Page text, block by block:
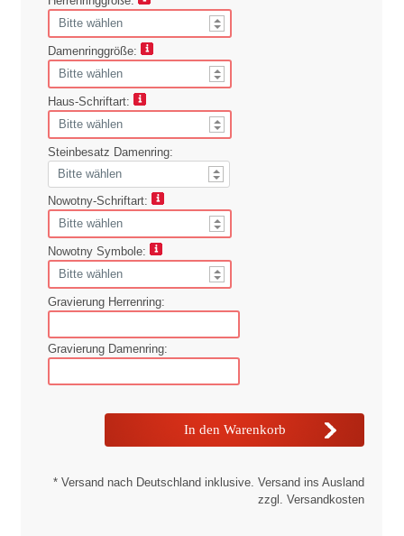
Damenringgröße:
Haus-Schriftart:
Steinbesatz Damenring:
Nowotny-Schriftart:
Nowotny Symbole:
Gravierung Herrenring:
Gravierung Damenring:
* Versand nach Deutschland inklusive. Versand ins Ausland
zzgl. Versandkosten